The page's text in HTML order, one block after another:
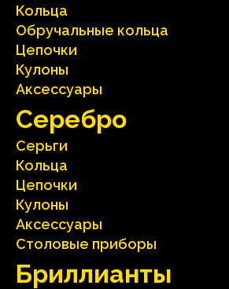
Кольца
Oбручальные кольца
Цепочки
Кулоны
Аксесcуары
Серебрo
Серьги
Кольца
Цепочки
Кулоны
Аксесcуары
Столовые приборы
Бриллианты